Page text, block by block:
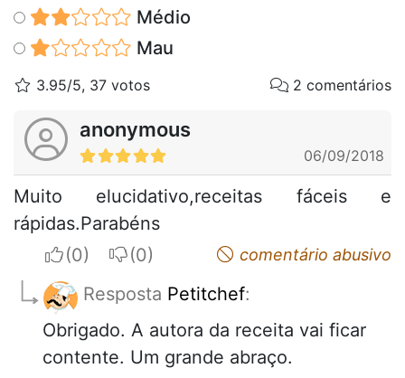
Médio
Mau
3.95/5, 37 votos 2 comentários
anonymous
06/09/2018
Muito elucidativo,receitas fáceis e
rápidas.Parabéns
I apreciateI do not appreciatecomentário abusivo
Resposta Petitchef:
Obrigado. A autora da receita vai ficar
contente. Um grande abraço.